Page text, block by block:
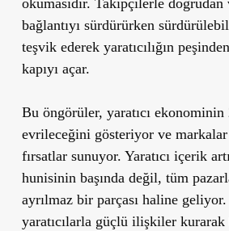
bağlantıyı sürdürürken
teşvik ederek yaratıcılığın
kapıyı açar.
Bu öngörüler, yaratıcı ekonominin
evrileceğini gösteriyor ve
fırsatlar sunuyor. Yaratıcı içerik
hunisinin başında değil, tüm
ayrılmaz bir parçası haline
yaratıcılarla güçlü ilişkiler